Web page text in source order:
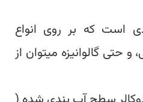
است که بر روی انواع
حتی گالوانیزه میتوان از